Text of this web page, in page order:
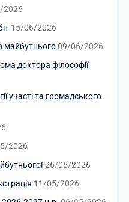
2026
15/06/2026
майбутнього 09/06/2026
доктора філософії
участі та громадського
2026
26/05/2026
11/05/2026